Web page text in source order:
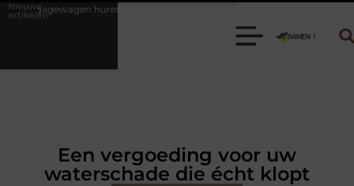
Nieuwe
artikelen
Kies de juiste aanhanger voor jouw klus
Een vergoeding voor uw
waterschade die écht klopt